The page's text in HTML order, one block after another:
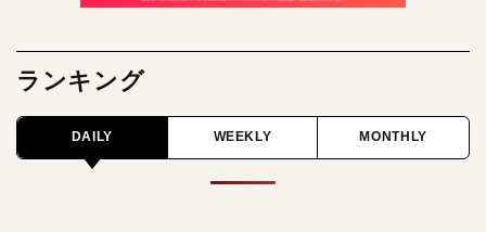
ランキング
DAILY WEEKLY MONTHLY